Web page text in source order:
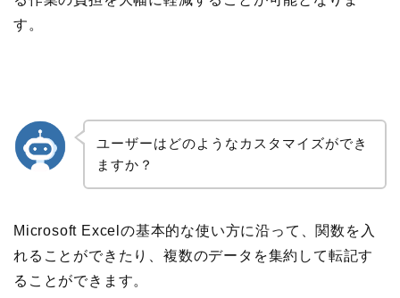
す。
ユーザーはどのようなカスタマイズができ
ますか？
Microsoft Excelの基本的な使い方に沿って、関数を入
れることができたり、複数のデータを集約して転記す
ることができます。